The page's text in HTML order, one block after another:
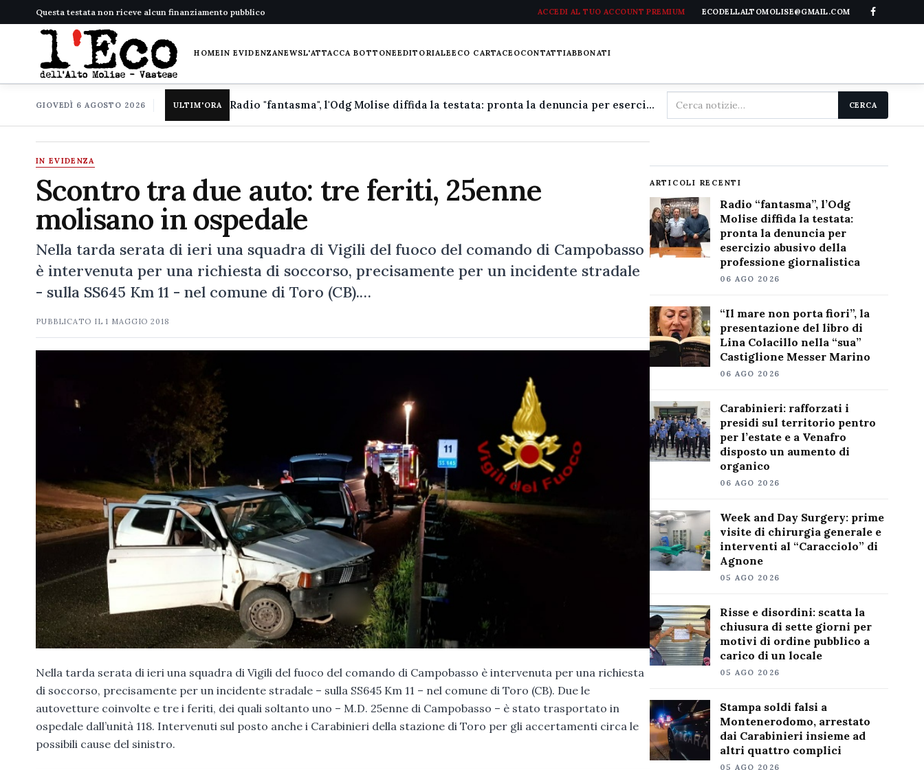
Questa testata non riceve alcun finanziamento pubblico ACCEDI AL TUO ACCOUNT PREMIUM ECODELLALTOMOLISE@GMAIL.COM
HOMEIN EVIDENZANEWSL'ATTACCA BOTTONEEDITORIALEECO CARTACEOCONTATTIABBONATI
GIOVEDÌ 6 AGOSTO 2026 ULTIM'ORA Radio "fantasma", l'Odg Molise diffida la testata: pronta la denuncia per esercizio abusivo della professione giornalistica
Cerca
nel
CERCA
IN EVIDENZA
Scontro tra due auto: tre feriti, 25enne
molisano in ospedale
Nella tarda serata di ieri una squadra di Vigili del fuoco del comando di Campobasso
è intervenuta per una richiesta di soccorso, precisamente per un incidente stradale
- sulla SS645 Km 11 - nel comune di Toro (CB).…
PUBBLICATO IL1 MAGGIO 2018
Nella tarda serata di ieri una squadra di Vigili del fuoco del comando di Campobasso è intervenuta per una richiesta
di soccorso, precisamente per un incidente stradale – sulla SS645 Km 11 – nel comune di Toro (CB). Due le
autovetture coinvolte e tre i feriti, dei quali soltanto uno – M.D. 25enne di Campobasso – è stato trasportato in
ospedale dall’unità 118. Intervenuti sul posto anche i Carabinieri della stazione di Toro per gli accertamenti circa le
possibili cause del sinistro.
ARTICOLI RECENTI
Radio “fantasma”, l’Odg
Molise diffida la testata:
pronta la denuncia per
esercizio abusivo della
professione giornalistica
06 AGO 2026
“Il mare non porta fiori”, la
presentazione del libro di
Lina Colacillo nella “sua”
Castiglione Messer Marino
06 AGO 2026
Carabinieri: rafforzati i
presidi sul territorio pentro
per l’estate e a Venafro
disposto un aumento di
organico
06 AGO 2026
Week and Day Surgery: prime
visite di chirurgia generale e
interventi al “Caracciolo” di
Agnone
05 AGO 2026
Risse e disordini: scatta la
chiusura di sette giorni per
motivi di ordine pubblico a
carico di un locale
05 AGO 2026
Stampa soldi falsi a
Montenerodomo, arrestato
dai Carabinieri insieme ad
altri quattro complici
05 AGO 2026